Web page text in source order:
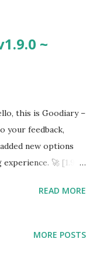
manually.
~
this is Goodiary –
your feedback,
new options
🚀 [1.9.0
music while
READ MORE
MORE POSTS